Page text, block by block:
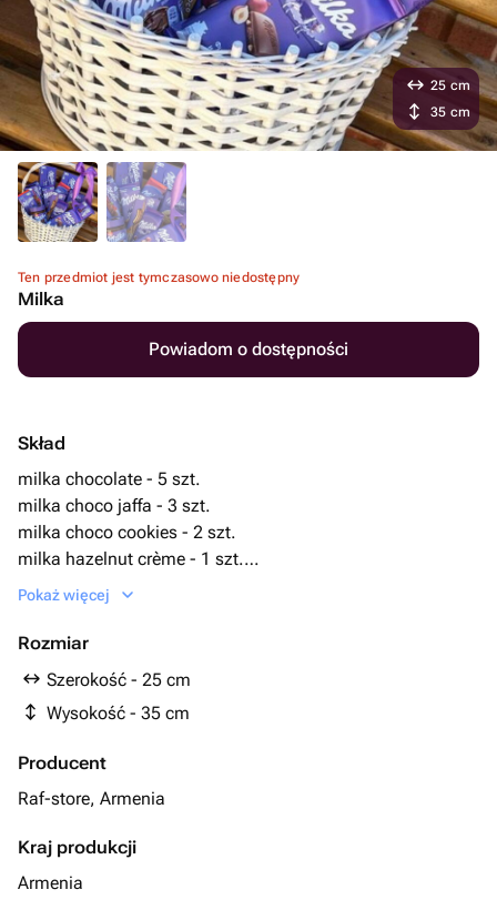
Ten przedmiot jest tymczasowo niedostępny
Milka
Powiadom o dostępności
Skład
milka chocolate - 5 szt.
milka choco jaffa - 3 szt.
milka choco cookies - 2 szt.
milka hazelnut crème - 1 szt.
milka choko trio - 2 szt.
Pokaż więcej
Rozmiar
Szerokość - 25 cm
Wysokość - 35 cm
Producent
Raf-store, Armenia
Kraj produkcji
Armenia
25 cm
35 cm